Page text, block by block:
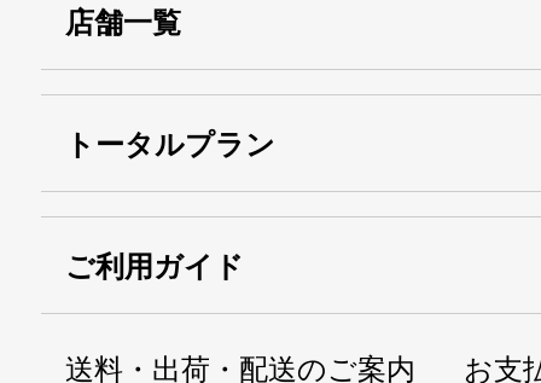
店舗一覧
トータルプラン
ご利用ガイド
送料・出荷・配送のご案内 お支